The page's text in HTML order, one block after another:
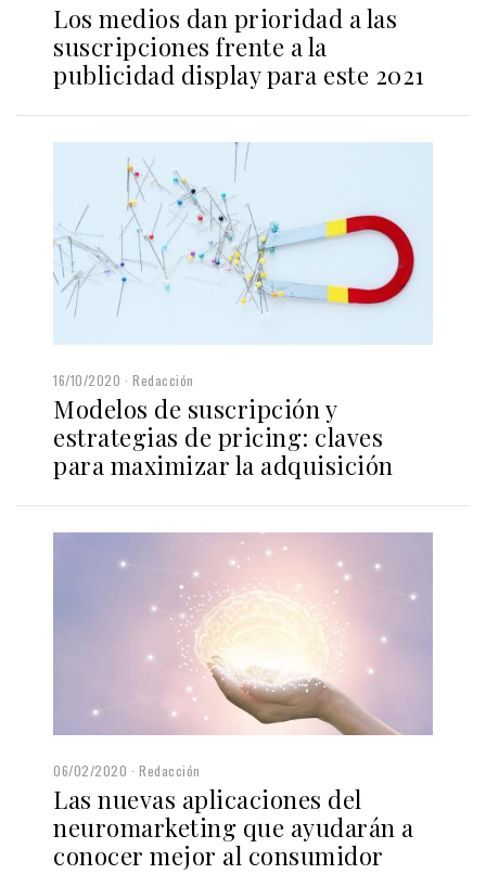
Los medios dan prioridad a las
suscripciones frente a la
publicidad display para este 2021
16/10/2020 Redacción
Modelos de suscripción y
estrategias de pricing: claves
para maximizar la adquisición
06/02/2020 Redacción
Las nuevas aplicaciones del
neuromarketing que ayudarán a
conocer mejor al consumidor